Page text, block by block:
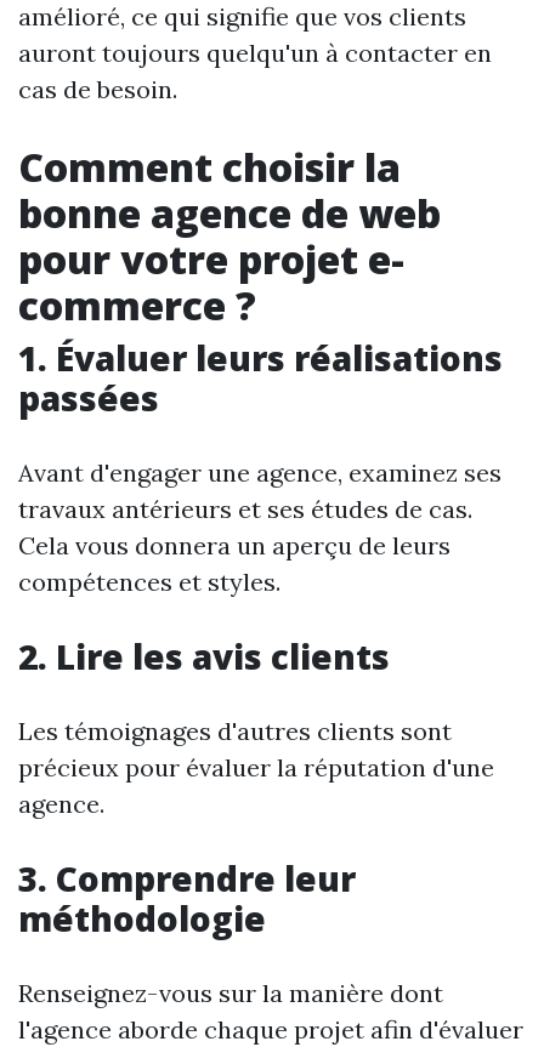
amélioré, ce qui signifie que vos clients
auront toujours quelqu'un à contacter en
cas de besoin.
Comment choisir la
bonne agence de web
pour votre projet e-
commerce ?
1. Évaluer leurs réalisations
passées
Avant d'engager une agence, examinez ses
travaux antérieurs et ses études de cas.
Cela vous donnera un aperçu de leurs
compétences et styles.
2. Lire les avis clients
Les témoignages d'autres clients sont
précieux pour évaluer la réputation d'une
agence.
3. Comprendre leur
méthodologie
Renseignez-vous sur la manière dont
l'agence aborde chaque projet afin d'évaluer